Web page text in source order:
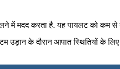
में मदद करता है. यह पायलट को कम से
उड़ान के दौरान आपात स्थितियों के